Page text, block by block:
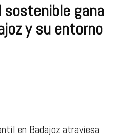
sostenible gana
y su entorno
en Badajoz atraviesa